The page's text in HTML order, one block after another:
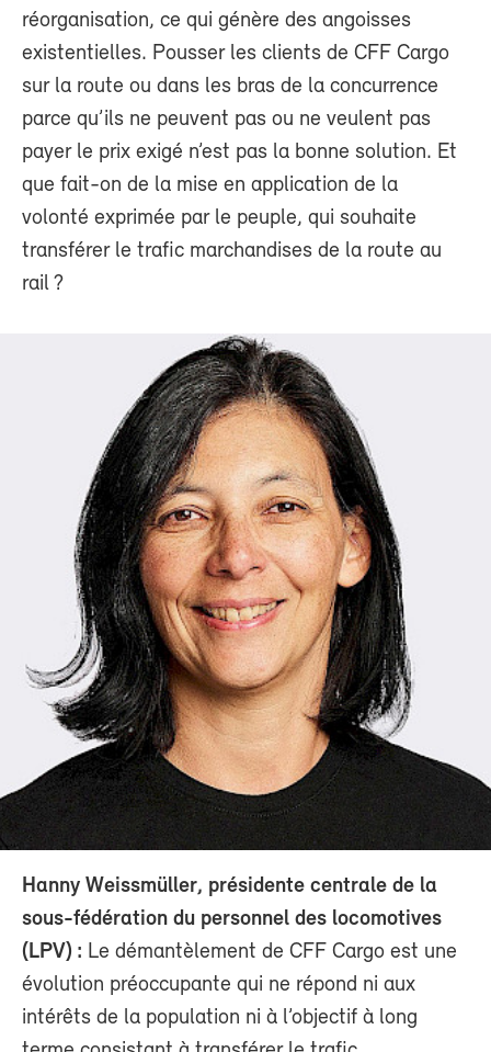
réorganisation, ce qui génère des angoisses
existentielles. Pousser les clients de CFF Cargo
sur la route ou dans les bras de la concurrence
parce qu’ils ne peuvent pas ou ne veulent pas
payer le prix exigé n’est pas la bonne solution. Et
que fait-on de la mise en application de la
volonté exprimée par le peuple, qui souhaite
transférer le trafic marchandises de la route au
rail ?
Hanny Weissmüller, présidente centrale de la
sous-fédération du personnel des locomotives
(LPV) : Le démantèlement de CFF Cargo est une
évolution préoccupante qui ne répond ni aux
intérêts de la population ni à l’objectif à long